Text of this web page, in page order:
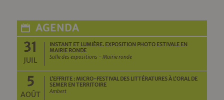
AGENDA
31
JUIL
INSTANT ET LUMIÈRE. EXPOSITION PHOTO ESTIVALE EN
MAIRIE RONDE
Salle des expositions - Mairie ronde
5
AOÛT
L’EFFRITE : MICRO-FESTIVAL DES LITTÉRATURES À L’ORAL DE
SEMER EN TERRITOIRE
Ambert